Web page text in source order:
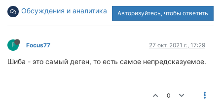
Обсуждения и аналитика Авторизуйтесь, чтобы ответить
F Focus77 27 окт. 2021 г., 17:29
Шиба - это самый деген, то есть самое непредсказуемое.
0